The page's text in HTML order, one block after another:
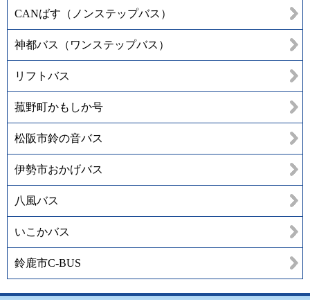
CANばす（ノンステップバス）
神都バス（ワンステップバス）
リフトバス
菰野町かもしか号
松阪市鈴の音バス
伊勢市おかげバス
八風バス
いこかバス
鈴鹿市C-BUS